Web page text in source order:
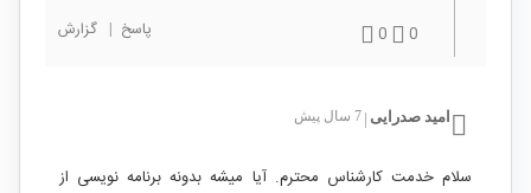
0
0 پاسخ | گزارش
امید صدرایی 7 سال پیش
سلام خدمت کارشناس محترم. آیا میشه بدونه برنامه نویسی از